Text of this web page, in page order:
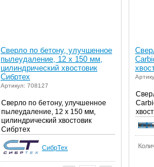
Сверло по бетону, улучшенное
пылеудаление, 12 х 150 мм,
цилиндрический хвостовик
Сибртех
Артикул: 708127
Сверло по бетону, улучшенное
пылеудаление, 12 х 150 мм,
цилиндрический хвостовик
Сибртех
СибрТех